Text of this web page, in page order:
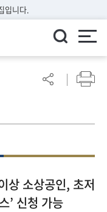
입니다.
상 소상공인, 초저
’ 신청 가능